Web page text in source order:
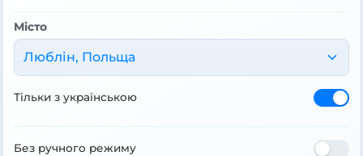
Місто
Люблін, Польща
Тільки з українською
Без ручного режиму